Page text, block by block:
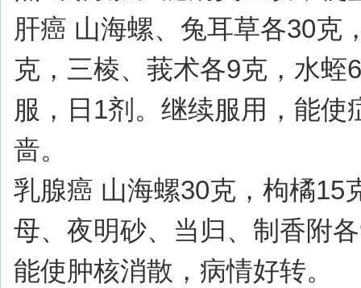
肝癌 山海螺、兔耳草各30克
克，三棱、莪术各9克，水
服，日1剂。继续服用，能
啬。
乳腺癌 山海螺30克，枸橘15
母、夜明砂、当归、制香附
能使肿核消散，病情好转。